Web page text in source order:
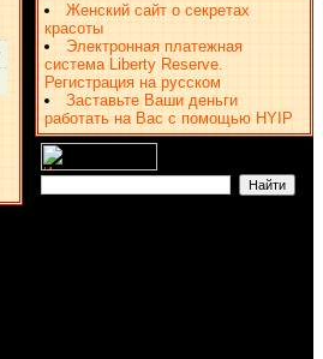
Женский сайт о секретах
красоты
Электронная платежная
система Liberty Reserve.
Регистрация на русском
Заставьте Ваши деньги
работать на Вас с помощью HYIP